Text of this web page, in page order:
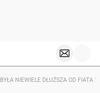
BYŁA NIEWIELE DŁUŻSZA OD FIATA